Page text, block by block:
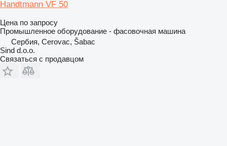
Handtmann VF 50
Цена по запросу
Промышленное оборудование - фасовочная машина
Сербия, Cerovac, Šabac
Sind d.o.o.
Связаться с продавцом